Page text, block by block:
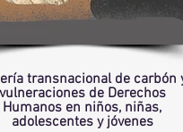
transnacional de carbón
de Derechos
Humanos en niños, niñas,
adolescentes y jóvenes